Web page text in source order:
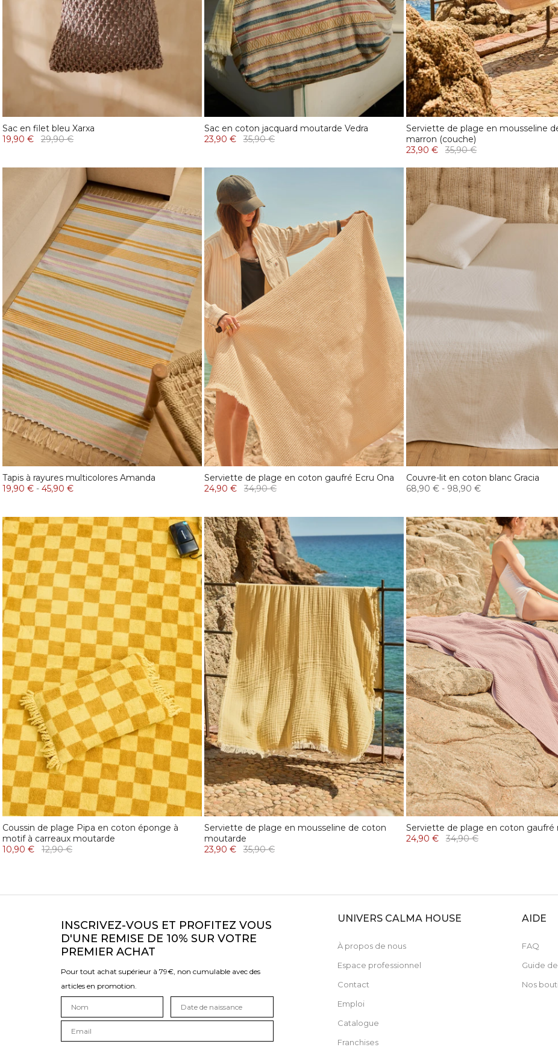
Sac en filet bleu Xarxa
19,90 €
29,90 €
Sac en coton jacquard moutarde Vedra
23,90 €
35,90 €
Serviette de plage en mousseline
marron (couche)
23,90 €
35,90 €
Tapis à rayures multicolores Amanda
19,90 € - 45,90 €
Serviette de plage en coton gaufré Ecru Ona
24,90 €
34,90 €
Couvre-lit en coton blanc Gracia
68,90 € - 98,90 €
Coussin de plage Pipa en coton éponge à
motif à carreaux moutarde
10,90 €
12,90 €
Serviette de plage en mousseline de coton
moutarde
23,90 €
35,90 €
Serviette de plage en coton gaufré
24,90 €
34,90 €
INSCRIVEZ-VOUS ET PROFITEZ VOUS
D'UNE REMISE DE 10% SUR VOTRE
PREMIER ACHAT
Pour tout achat supérieur à 79€, non cumulable avec des
articles en promotion.
UNIVERS CALMA HOUSE
À propos de nous
Espace professionnel
Contact
Emploi
Catalogue
Franchises
AIDE
FAQ
Guide
Nos